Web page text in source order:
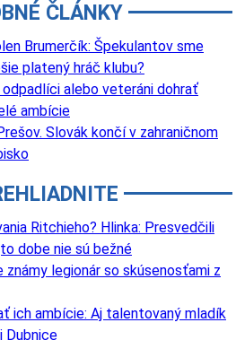
ČLÁNKY
Brumerčík: Špekulantov sme
platený hráč klubu?
alebo veteráni dohrať
ambície
Slovák končí v zahraničnom
Ritchieho? Hlinka: Presvedčili
dobe nie sú bežné
legionár so skúsenosťami z
ich ambície: Aj talentovaný mladík
Dubnice